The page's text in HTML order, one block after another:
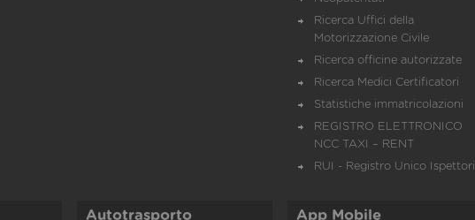
Ricerca Uffici della
Motorizzazione Civile
Ricerca officine autorizzate
Ricerca Medici Certificatori
Statistiche immatricolazioni
REGISTRO ELETTRONICO
NCC TAXI – RENT
RUI - Registro Unico Ispettori
Autotrasporto App Mobile